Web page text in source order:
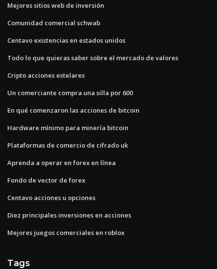
Mejores sitios web de inversión
Comunidad comercial schwab
Centavo existencias en estados unidos
Todo lo que quieras saber sobre el mercado de valores
Cripto acciones estelares
Un comerciante compra una silla por 600
En qué comenzaron las acciones de bitcoin
Hardware mínimo para minería bitcoin
Plataformas de comercio de cifrado uk
Aprenda a operar en forex en línea
Fondo de vector de forex
Centavo acciones u opciones
Diez principales inversiones en acciones
Mejores juegos comerciales en roblox
Tags